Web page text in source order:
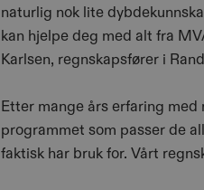
naturlig nok lite
kan hjelpe deg med alt fra
Karlsen, regnskapsfører i
Etter mange års erfaring med
programmet som passer de
faktisk har bruk for. Vårt